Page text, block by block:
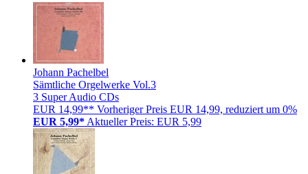
Johann Pachelbel
Sämtliche Orgelwerke Vol.3
3 Super Audio CDs
EUR 14,99** Vorheriger Preis EUR 14,99, reduziert um 0%
EUR 5,99* Aktueller Preis: EUR 5,99